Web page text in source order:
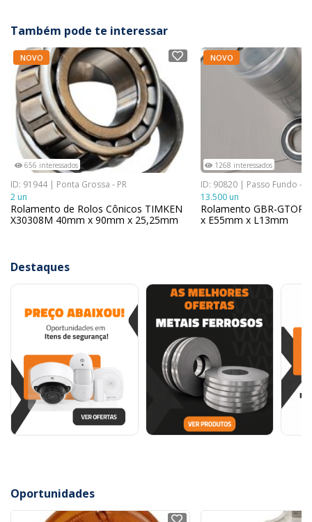
Também pode te interessar
NOVO
656 interessados
ID: 91944 | Ponta Grossa - PR
2 un
Rolamento de Rolos Cônicos TIMKEN
X30308M 40mm x 90mm x 25,25mm
NOVO
1268 interessados
ID: 90820 | Passo Fundo -
13.500 un
Rolamento GBR-GTOP
x E55mm x L13mm
Destaques
Oportunidades